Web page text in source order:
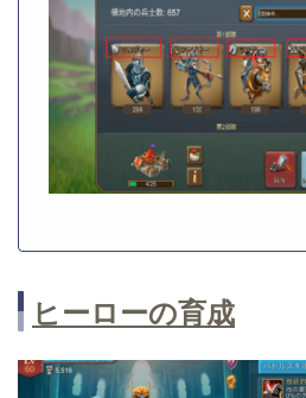
ヒーローの育成